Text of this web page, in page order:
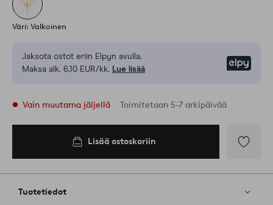
Väri: Valkoinen
Jaksota ostot eriin Elpyn avulla.
Maksa alk. 6,10 EUR/kk. Lue lisää
Vain muutama jäljellä Toimitetaan 5-7 arkipäivää
Lisää ostoskoriin
Tuotetiedot